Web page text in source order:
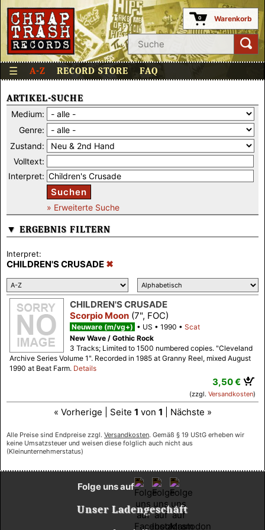
0 Warenkorb
☰ A-Z RECORD STORE FAQ
ARTIKEL-SUCHE
Medium:
Genre:
Zustand:
Volltext:
Interpret:
Suchen
» Erweiterte Suche
▼ ERGEBNIS FILTERN
Interpret:
CHILDREN'S CRUSADE
CHILDREN'S CRUSADE
Scorpio Moon (7", FOC)
Neuware (m/vg+) US 1990
Scat
New Wave / Gothic Rock
3 Tracks; Limited to 1500 numbered copies. "Cleveland
Archive Series Volume 1". Recorded in 1985 at Granny Reel, mixed August
1990 at Beat Farm. Details
3,50 €
(zzgl. Versandkosten)
« Vorherige | Seite 1 von 1 | Nächste »
Alle Preise sind Endpreise zzgl. Versandkosten. Gemäß § 19 UStG erheben wir
keine Umsatzsteuer und weisen diese folglich auch nicht aus
(Kleinunternehmerstatus)
Unser Ladengeschäft
Folge uns auf